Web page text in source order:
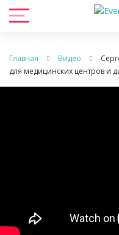
Главная Видео
для медицинских центров и